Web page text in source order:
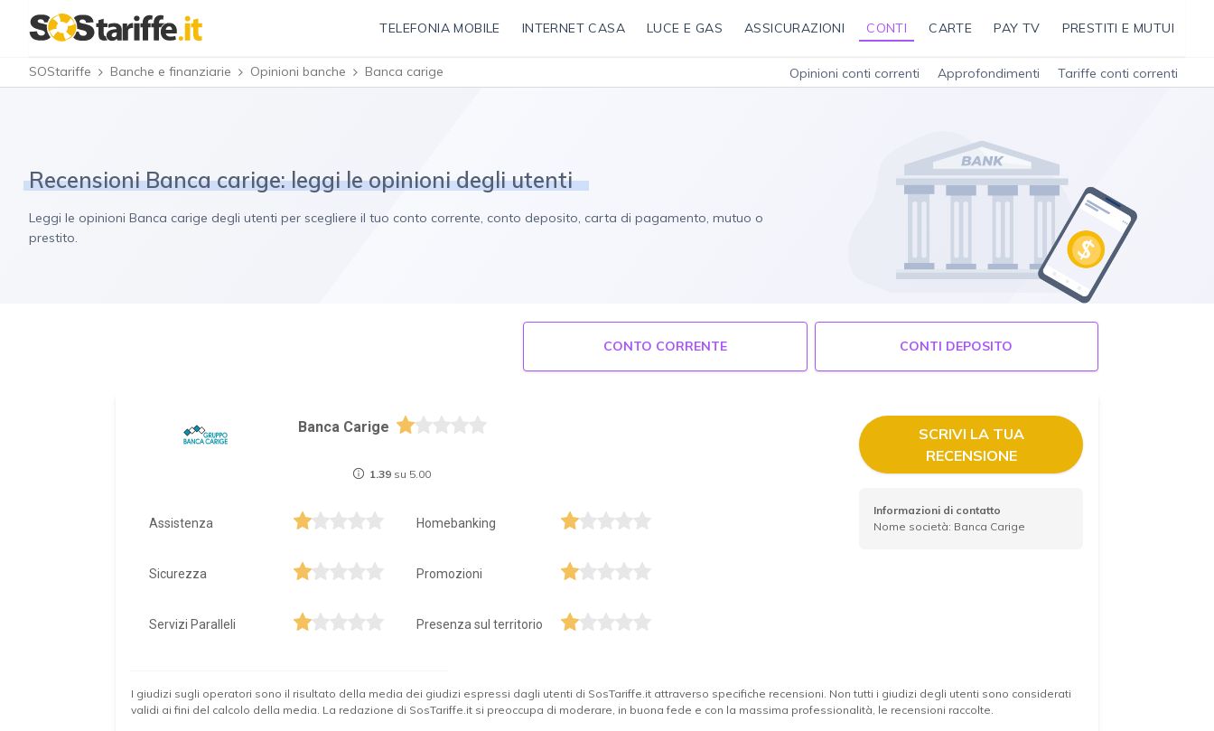
TELEFONIA MOBILE INTERNET CASA LUCE E GAS ASSICURAZIONI CONTI CARTE PAY TV PRESTITI E MUTUI
SOStariffe Banche e finanziarie Opinioni banche Banca carige Opinioni conti correnti Approfondimenti Tariffe conti correnti
Recensioni Banca carige: leggi le opinioni degli utenti
Leggi le opinioni Banca carige degli utenti per scegliere il tuo conto corrente, conto deposito, carta di pagamento, mutuo o
prestito.
CONTO CORRENTE CONTI DEPOSITO
Banca Carige
1.39su 5.00
Assistenza Homebanking
Sicurezza Promozioni
Servizi Paralleli Presenza sul territorio
SCRIVI LA TUA
RECENSIONE
Informazioni di contatto
Nome società: Banca Carige
I giudizi sugli operatori sono il risultato della media dei giudizi espressi dagli utenti di SosTariffe.it attraverso specifiche recensioni. Non tutti i giudizi degli utenti sono considerati
validi ai fini del calcolo della media. La redazione di SosTariffe.it si preoccupa di moderare, in buona fede e con la massima professionalità, le recensioni raccolte.